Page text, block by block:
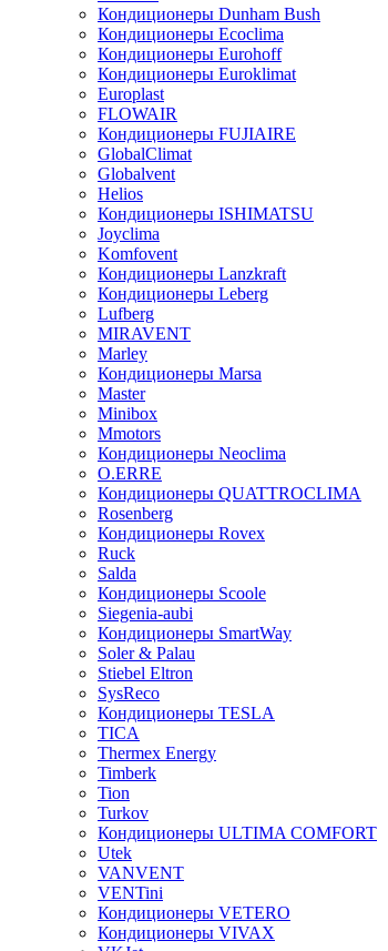
Кондиционеры Dunham Bush
Кондиционеры Ecoclima
Кондиционеры Eurohoff
Кондиционеры Euroklimat
Europlast
FLOWAIR
Кондиционеры FUJIAIRE
GlobalClimat
Globalvent
Helios
Кондиционеры ISHIMATSU
Joyclima
Komfovent
Кондиционеры Lanzkraft
Кондиционеры Leberg
Lufberg
MIRAVENT
Marley
Кондиционеры Marsa
Master
Minibox
Mmotors
Кондиционеры Neoclima
O.ERRE
Кондиционеры QUATTROCLIMA
Rosenberg
Кондиционеры Rovex
Ruck
Salda
Кондиционеры Scoole
Siegenia-aubi
Кондиционеры SmartWay
Soler & Palau
Stiebel Eltron
SysReco
Кондиционеры TESLA
TICA
Thermex Energy
Timberk
Tion
Turkov
Кондиционеры ULTIMA COMFORT
Utek
VANVENT
VENTini
Кондиционеры VETERO
Кондиционеры VIVAX